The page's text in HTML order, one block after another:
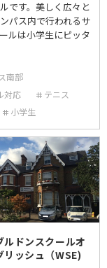
です。美しく広々と
パス内で行われるサ
ルは小学生にピッタ
南部
対応
テニス
小学生
ルドンスクールオ
リッシュ（WSE)